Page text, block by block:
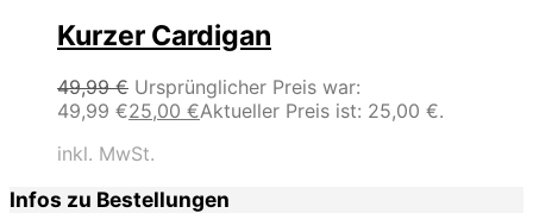
Kurzer Cardigan
49,99€ Ursprünglicher Preis war:
49,99 €25,00 €Aktueller Preis ist: 25,00 €.
inkl. MwSt.
Infos zu Bestellungen